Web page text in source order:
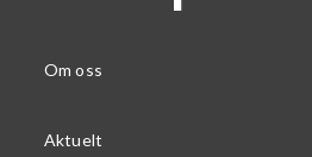
Om oss
Aktuelt